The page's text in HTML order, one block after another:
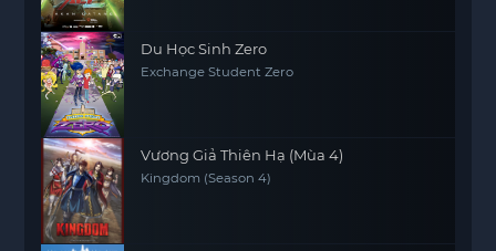
Du Học Sinh Zero
Exchange Student Zero
Vương Giả Thiên Hạ (Mùa 4)
Kingdom (Season 4)